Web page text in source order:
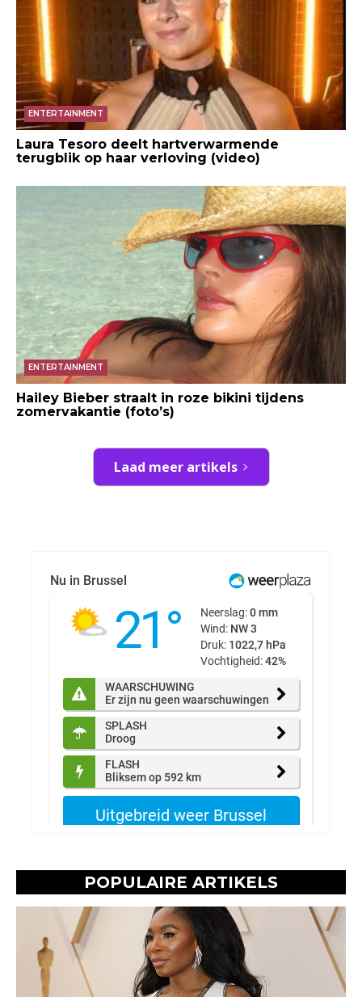
ENTERTAINMENT
Laura Tesoro deelt hartverwarmende
terugblik op haar verloving (video)
ENTERTAINMENT
Hailey Bieber straalt in roze bikini tijdens
zomervakantie (foto’s)
Laad meer artikels
POPULAIRE ARTIKELS